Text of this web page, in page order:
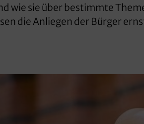
wie sie über bestimmte
die Anliegen der Bürger